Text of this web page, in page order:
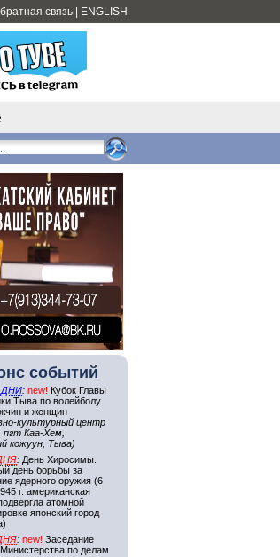
связь ENGLISH
событий
ДНИ: new! Кубок Главы
Тыва по волейболу
и женщин
культурный центр
пгт Каа-Хем,
кожуун, Тыва)
: День Хиросимы.
день борьбы за
ядерного оружия (6
г. американская
атомной
японский город
: new! Заседание
Министерства по делам